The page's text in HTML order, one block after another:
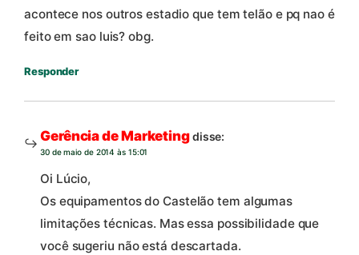
acontece nos outros estadio que tem telão e pq nao é
feito em sao luis? obg.
Responder
Gerência de Marketingdisse:
30 de maio de 2014 às 15:01
Oi Lúcio,
Os equipamentos do Castelão tem algumas
limitações técnicas. Mas essa possibilidade que
você sugeriu não está descartada.